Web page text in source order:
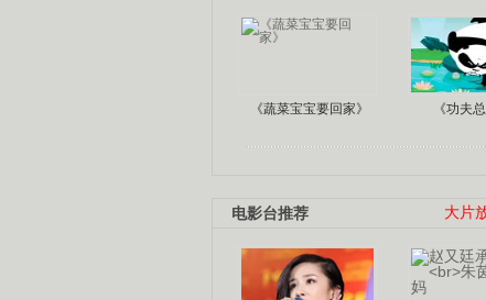
《蔬菜宝宝要回家》 《功夫
大片
电影台推荐